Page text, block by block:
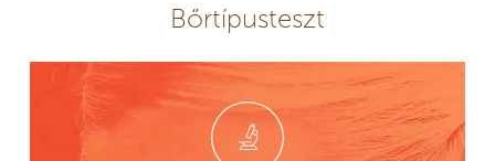
Bőrtípusteszt